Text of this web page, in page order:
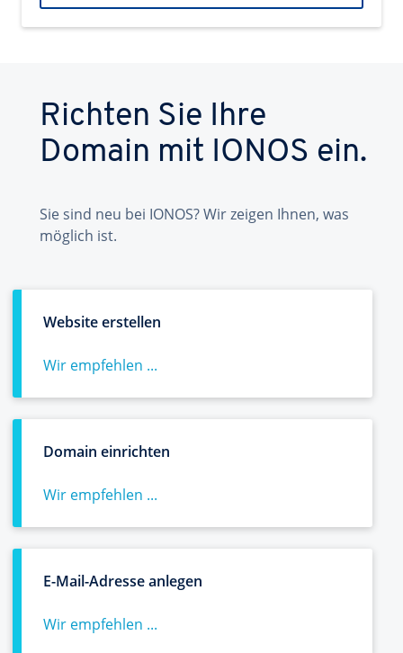
Richten Sie Ihre
Domain mit IONOS ein.
Sie sind neu bei IONOS? Wir zeigen Ihnen, was
möglich ist.
Website erstellen
Wir empfehlen ...
Domain einrichten
Wir empfehlen ...
E-Mail-Adresse anlegen
Wir empfehlen ...